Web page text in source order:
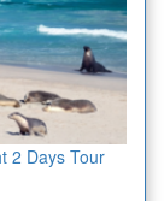
2 Days Tour